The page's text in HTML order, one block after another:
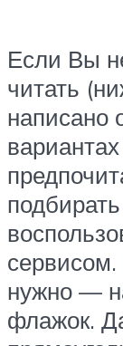
Если Вы
читать
написано
нужно —
флажок.